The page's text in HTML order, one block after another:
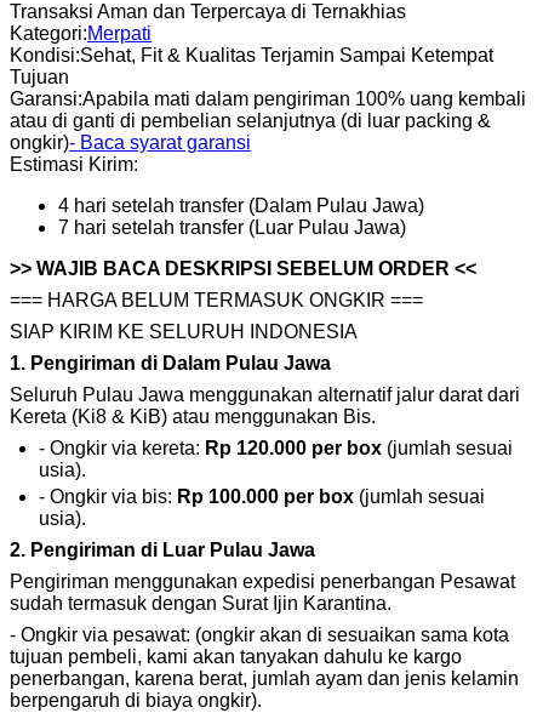
Transaksi Aman dan Terpercaya di Ternakhias
Kategori:Merpati
Kondisi:Sehat, Fit & Kualitas Terjamin Sampai Ketempat
Tujuan
Garansi:Apabila mati dalam pengiriman 100% uang kembali
atau di ganti di pembelian selanjutnya (di luar packing &
ongkir)- Baca syarat garansi
Estimasi Kirim:
4 hari setelah transfer (Dalam Pulau Jawa)
7 hari setelah transfer (Luar Pulau Jawa)
>> WAJIB BACA DESKRIPSI SEBELUM ORDER <<
=== HARGA BELUM TERMASUK ONGKIR ===
SIAP KIRIM KE SELURUH INDONESIA
1. Pengiriman di Dalam Pulau Jawa
Seluruh Pulau Jawa menggunakan alternatif jalur darat dari
Kereta (Ki8 & KiB) atau menggunakan Bis.
- Ongkir via kereta: Rp 120.000 per box (jumlah sesuai
usia).
- Ongkir via bis: Rp 100.000 per box (jumlah sesuai
usia).
2. Pengiriman di Luar Pulau Jawa
Pengiriman menggunakan expedisi penerbangan Pesawat
sudah termasuk dengan Surat Ijin Karantina.
- Ongkir via pesawat: (ongkir akan di sesuaikan sama kota
tujuan pembeli, kami akan tanyakan dahulu ke kargo
penerbangan, karena berat, jumlah ayam dan jenis kelamin
berpengaruh di biaya ongkir).